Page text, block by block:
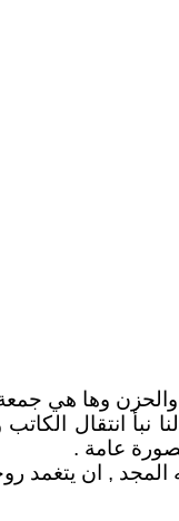
والحزن وها هي
نبأ انتقال
عامة .
المجد , ان يتغمد